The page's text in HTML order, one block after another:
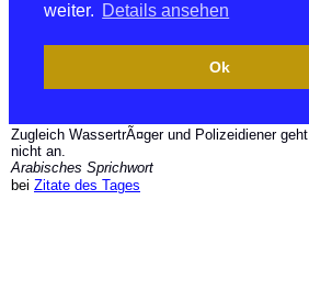
weiter. Details ansehen
Ok
Zugleich WassertrÃ¤ger und Polizeidiener geht
nicht an.
Arabisches Sprichwort
bei Zitate des Tages